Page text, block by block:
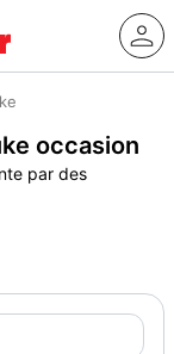
occasion
par des